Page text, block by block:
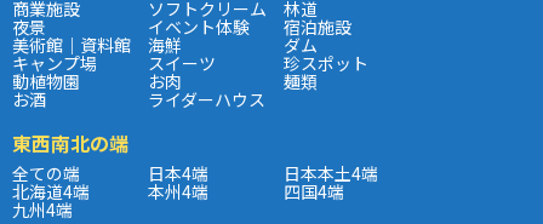
商業施設 ソフトクリーム 林道
夜景 イベント体験 宿泊施設
美術館｜資料館 海鮮 ダム
キャンプ場 スイーツ 珍スポット
動植物園 お肉 麺類
お酒 ライダーハウス
東西南北の端
全ての端 日本4端 日本本土4端
北海道4端 本州4端 四国4端
九州4端